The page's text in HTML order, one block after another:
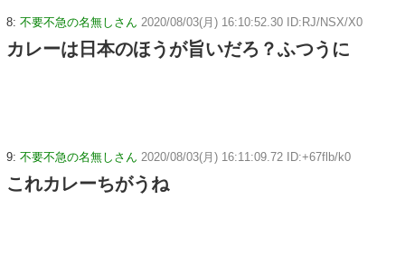
8: 不要不急の名無しさん 2020/08/03(月) 16:10:52.30 ID:RJ/NSX/X0
カレーは日本のほうが旨いだろ？ふつうに
9: 不要不急の名無しさん 2020/08/03(月) 16:11:09.72 ID:+67flb/k0
これカレーちがうね